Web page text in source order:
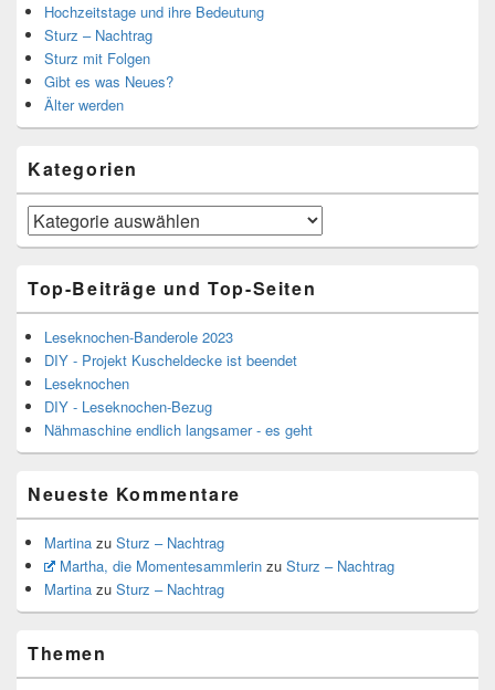
Hochzeitstage und ihre Bedeutung
Sturz – Nachtrag
Sturz mit Folgen
Gibt es was Neues?
Älter werden
Kategorien
Kategorien
Top-Beiträge und Top-Seiten
Leseknochen-Banderole 2023
DIY - Projekt Kuscheldecke ist beendet
Leseknochen
DIY - Leseknochen-Bezug
Nähmaschine endlich langsamer - es geht
Neueste Kommentare
Martina zu Sturz – Nachtrag
Martha, die Momentesammlerinzu Sturz – Nachtrag
Martina zu Sturz – Nachtrag
Themen